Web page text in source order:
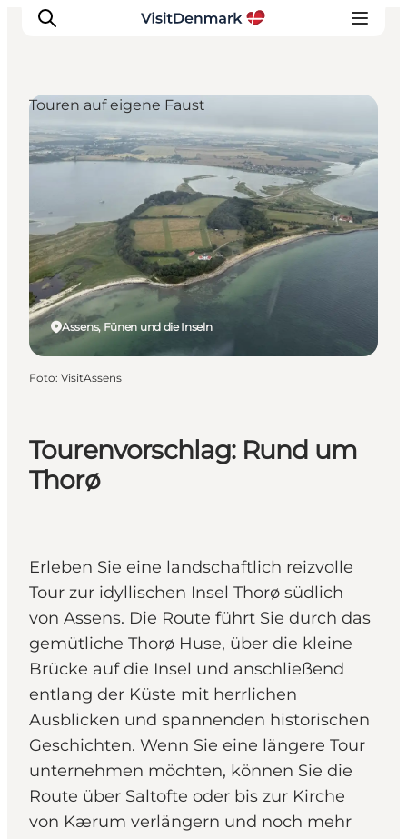
Inspiration
Erlebnisse
Unterkünfte
Reiseplanung
Tourenvorschlag: Rund um
Thorø
Erleben Sie eine landschaftlich reizvolle
Tour zur idyllischen Insel Thorø südlich
von Assens. Die Route führt Sie durch das
gemütliche Thorø Huse, über die kleine
Brücke auf die Insel und anschließend
entlang der Küste mit herrlichen
Ausblicken und spannenden historischen
Geschichten. Wenn Sie eine längere Tour
unternehmen möchten, können Sie die
Route über Saltofte oder bis zur Kirche
von Kærum verlängern und noch mehr
Assens, Fünen und die Inseln
Touren auf eigene Faust
Foto: VisitAssens